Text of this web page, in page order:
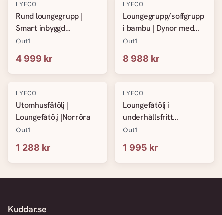
LYFCO
Rund loungegrupp |
Smart inbyggd
dynförvaring | Lyfco
Out1
4 999 kr
LYFCO
Loungegrupp/soffgrupp
i bambu | Dynor med
avtagbar klädsel |
Out1
8 988 kr
LYFCO
Utomhusfåtölj |
Loungefåtölj |Norröra
Out1
1 288 kr
LYFCO
Loungefåtölj i
underhållsfritt
galvaniserat stål | Fårö
Out1
1 995 kr
Kuddar.se